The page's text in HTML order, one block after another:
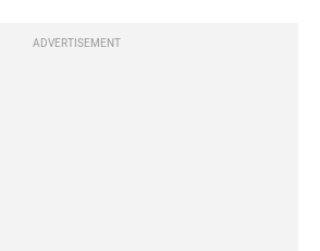
ADVERTISEMENT